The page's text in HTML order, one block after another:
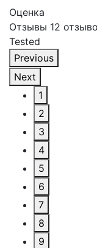
Оценка
Отзывы 12
Tested
Previous
Next
1
2
3
4
5
6
7
8
9